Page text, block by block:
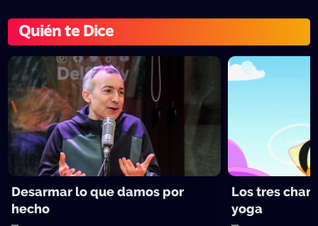
Quién te Dice
Desarmar lo que damos por
hecho
Los tres
yoga